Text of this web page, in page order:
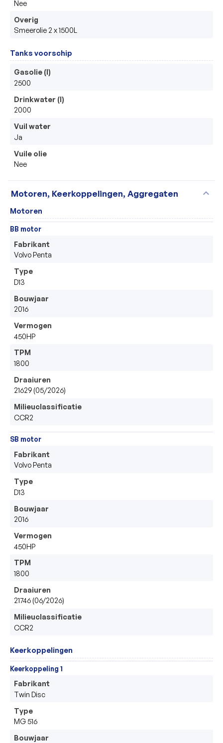
Nee
Overig
Smeerolie 2 x 1500L
Tanks voorschip
Gasolie (l)
2500
Drinkwater (l)
2000
Vuil water
Ja
Vuile olie
Nee
Motoren, Keerkoppelingen, Aggregaten expand_more
Motoren
BB motor
Fabrikant
Volvo Penta
Type
D13
Bouwjaar
2016
Vermogen
450HP
TPM
1800
Draaiuren
21629 (05/2026)
Milieuclassificatie
CCR2
SB motor
Fabrikant
Volvo Penta
Type
D13
Bouwjaar
2016
Vermogen
450HP
TPM
1800
Draaiuren
21746 (06/2026)
Milieuclassificatie
CCR2
Keerkoppelingen
Keerkoppeling 1
Fabrikant
Twin Disc
Type
MG 516
Bouwjaar